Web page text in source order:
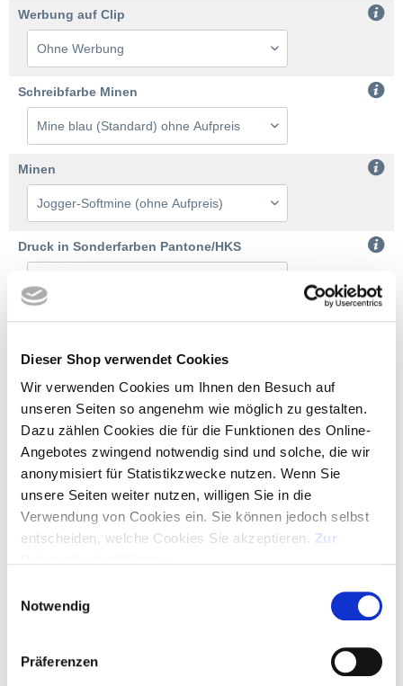
Dieser Shop verwendet Cookies
Wir verwenden Cookies um Ihnen den Besuch auf
unseren Seiten so angenehm wie möglich zu gestalten.
Dazu zählen Cookies die für die Funktionen des Online-
Angebotes zwingend notwendig sind und solche, die wir
anonymisiert für Statistikzwecke nutzen. Wenn Sie
unsere Seiten weiter nutzen, willigen Sie in die
Verwendung von Cookies ein. Sie können jedoch selbst
entscheiden, welche Cookies Sie akzeptieren. Zur
Notwendig
Präferenzen
Werbung auf Clip
Schreibfarbe Minen
Minen
Druck in Sonderfarben Pantone/HKS
2% Onlinerabatt, ab 350,00 € frei Haus
ANGEBOT ALS PDF